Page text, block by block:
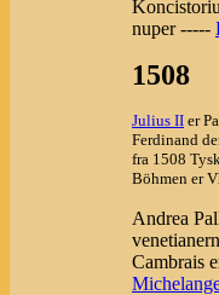
nuper -----
1508
Julius II er
Ferdinand
fra 1508
Böhmen er
Andrea
Cambrais